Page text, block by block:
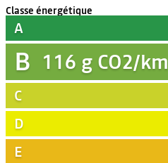
Classe énergétique
A
B 116 g CO2/km
C
D
E